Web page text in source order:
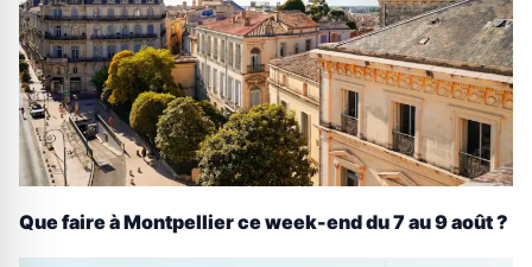
Que faire à Montpellier ce week-end du 7 au 9 août ?